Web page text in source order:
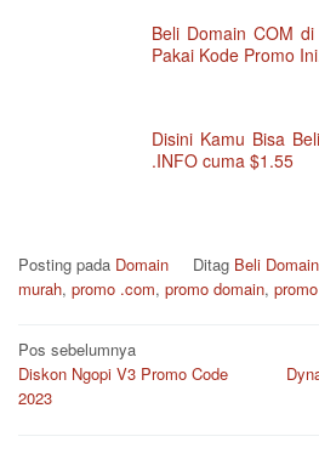
Beli Domain COM
Pakai Kode Promo
Disini Kamu Bisa
.INFO cuma $1.55
Posting pada Domain Ditag Beli Domain
murah, promo .com, promo domain,
Navigasi
pos
Pos sebelumnya
Diskon Ngopi V3 Promo Code
2023